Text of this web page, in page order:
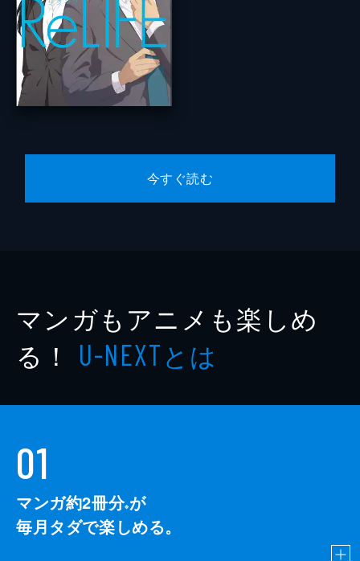
今すぐ読む
マンガもアニメも楽しめ
る！ U-NEXTとは
01
マンガ約2冊分※が
毎月タダで楽しめる。